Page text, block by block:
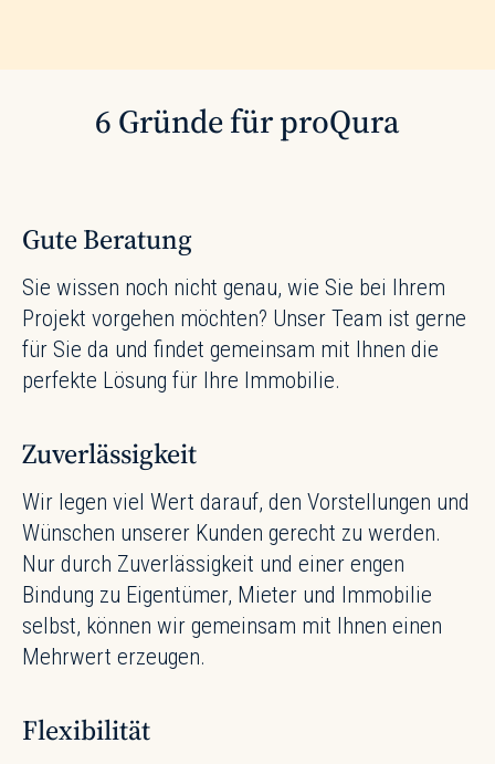
6 Gründe für proQura
Gute Beratung
Sie wissen noch nicht genau, wie Sie bei Ihrem
Projekt vorgehen möchten? Unser Team ist gerne
für Sie da und findet gemeinsam mit Ihnen die
perfekte Lösung für Ihre Immobilie.
Zuverlässigkeit
Wir legen viel Wert darauf, den Vorstellungen und
Wünschen unserer Kunden gerecht zu werden.
Nur durch Zuverlässigkeit und einer engen
Bindung zu Eigentümer, Mieter und Immobilie
selbst, können wir gemeinsam mit Ihnen einen
Mehrwert erzeugen.
Flexibilität